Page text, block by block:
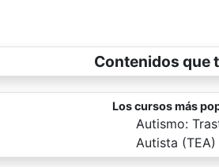
Contenidos que
Los cursos más
-
Autismo:
Autista (TEA)